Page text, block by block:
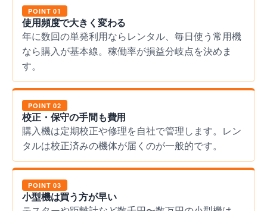
POINT 01
使用頻度で大きく変わる
年に数回の単発利用ならレンタル、毎日使う常用機
なら購入が基本線。稼働率が損益分岐点を決めま
す。
POINT 02
校正・保守の手間も費用
購入機は定期校正や修理を自社で管理します。レン
タルは校正済みの機体が届くのが一般的です。
POINT 03
小型機は買う方が早い